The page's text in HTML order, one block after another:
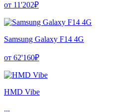
от 11'202₽
Samsung Galaxy F14 4G
от 62'160₽
HMD Vibe
...